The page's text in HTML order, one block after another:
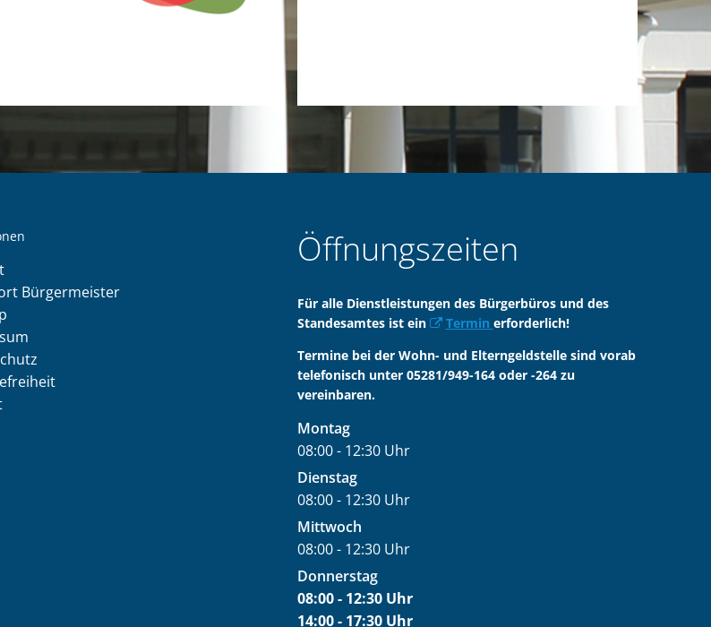
Bürgermeister
Öffnungszeiten
Für alle Dienstleistungen des Bürgerbüros und des
Standesamtes ist ein
Termin erforderlich!
Termine bei der Wohn- und Elterngeldstelle sind vorab
telefonisch unter 05281/949-164 oder -264 zu
vereinbaren.
Montag
08:00- 12:30 Uhr
Von 08:00 bis 12:30 Uhr
Dienstag
08:00- 12:30 Uhr
Von 08:00 bis 12:30 Uhr
Mittwoch
08:00- 12:30 Uhr
Von 08:00 bis 12:30 Uhr
Donnerstag
08:00- 12:30 Uhr
Von 08:00 bis 12:30 Uhr
14:00- 17:30 Uhr